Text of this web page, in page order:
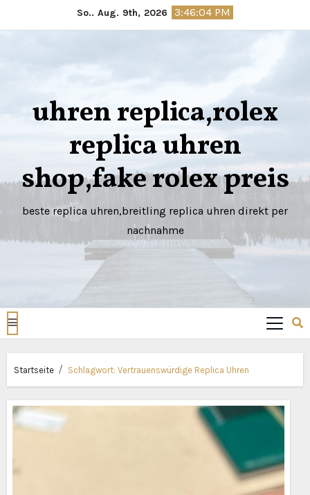
zum
So.. Aug. 9th, 2026 3:46:05 PM
uhren replica,rolex
replica uhren
shop,fake rolex preis
beste replica uhren,breitling replica uhren direkt per
nachnahme
Startseite Schlagwort: Vertrauenswürdige Replica Uhren